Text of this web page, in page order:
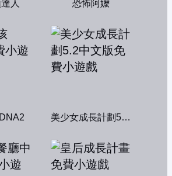
人 恐怖阿嬤
美少女成長計劃5.2中文版